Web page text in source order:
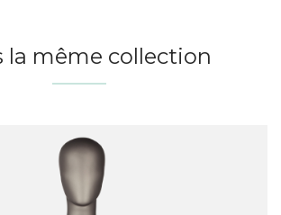
la même collection